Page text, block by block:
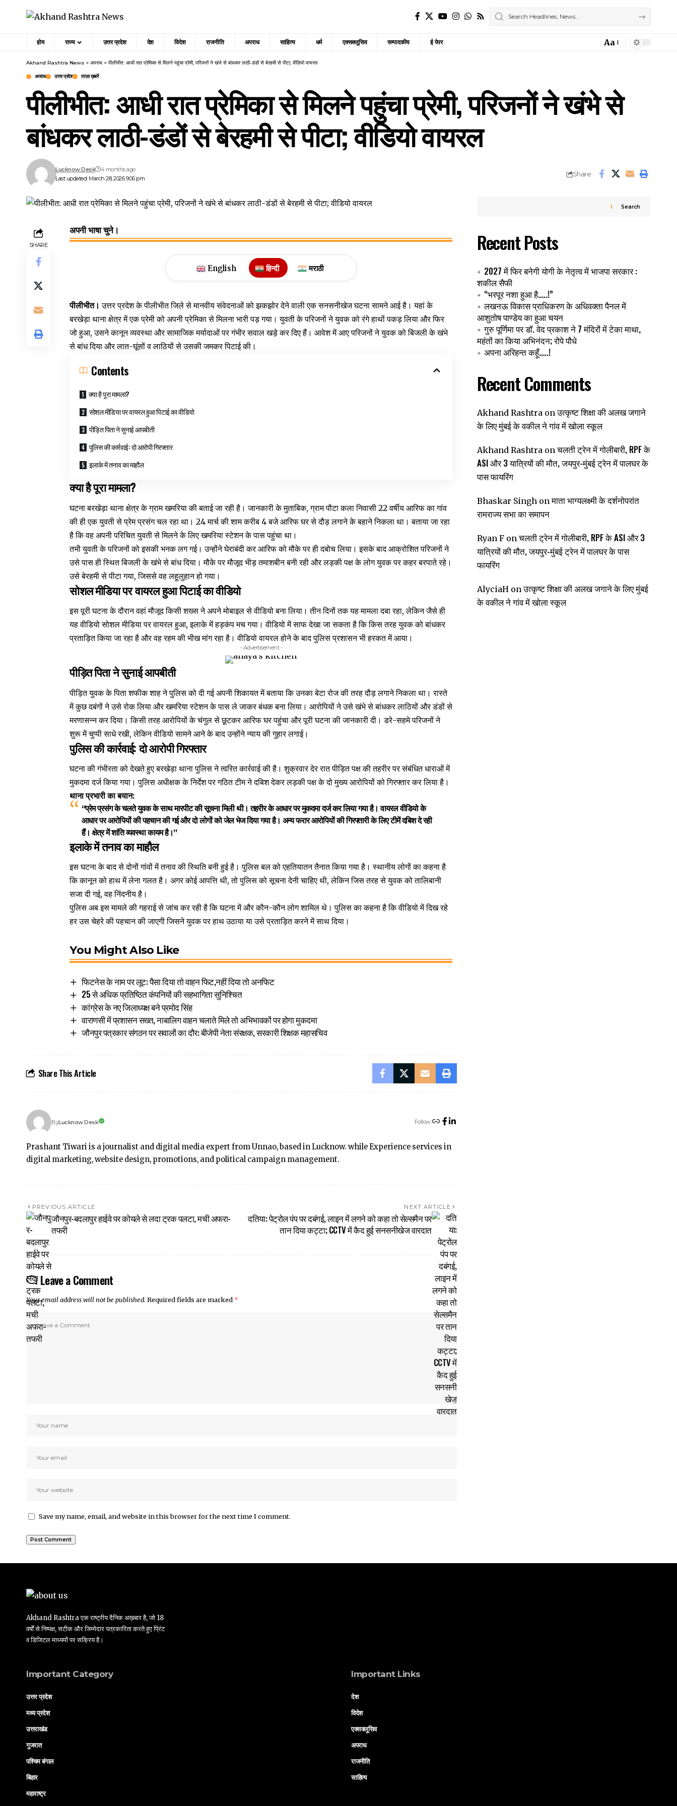
होम राज्य उत्तर प्रदेश देश विदेश राजनीति अपराध साहित्य धर्म एक्सक्लूसिव सम्पादकीय ई पेपर
Font
Aa
Akhand Rashtra News > अपराध > पीलीभीत: आधी रात प्रेमिका से मिलने पहुंचा प्रेमी, परिजनों ने खंभे से बांधकर लाठी-डंडों से बेरहमी से पीटा; वीडियो वायरल
अपराध उत्तर प्रदेश ताज़ा ख़बरें
पीलीभीत: आधी रात प्रेमिका से मिलने पहुंचा प्रेमी, परिजनों ने खंभे से
बांधकर लाठी-डंडों से बेरहमी से पीटा; वीडियो वायरल
Last updated: March 28, 2026 9:06 pm
Lucknow Desk 4 months ago
Share
SHARE
अपनी भाषा चुने।
English हिन्दी मराठी
पीलीभीत। उत्तर प्रदेश के पीलीभीत जिले से मानवीय संवेदनाओं को झकझोर देने वाली एक सनसनीखेज घटना सामने आई है। यहां के
बरखेड़ा थाना क्षेत्र में एक प्रेमी को अपनी प्रेमिका से मिलना भारी पड़ गया। युवती के परिजनों ने युवक को रंगे हाथों पकड़ लिया और फिर
जो हुआ, उसने कानून व्यवस्था और सामाजिक मर्यादाओं पर गंभीर सवाल खड़े कर दिए हैं। आवेश में आए परिजनों ने युवक को बिजली के खंभे
से बांध दिया और लात-घूंसों व लाठियों से उसकी जमकर पिटाई की।
Contents
क्या है पूरा मामला?
सोशल मीडिया पर वायरल हुआ पिटाई का वीडियो
पीड़ित पिता ने सुनाई आपबीती
पुलिस की कार्रवाई: दो आरोपी गिरफ्तार
इलाके में तनाव का माहौल
क्या है पूरा मामला?
घटना बरखेड़ा थाना क्षेत्र के ग्राम खमरिया की बताई जा रही है। जानकारी के मुताबिक, ग्राम पौटा कला निवासी 22 वर्षीय आरिफ का गांव
की ही एक युवती से प्रेम प्रसंग चल रहा था। 24 मार्च की शाम करीब 4 बजे आरिफ घर से दौड़ लगाने के बहाने निकला था। बताया जा रहा
है कि वह अपनी परिचित युवती से मिलने के लिए खमरिया स्टेशन के पास पहुंचा था।
तभी युवती के परिजनों को इसकी भनक लग गई। उन्होंने घेराबंदी कर आरिफ को मौके पर ही दबोच लिया। इसके बाद आक्रोशित परिजनों ने
उसे पास ही स्थित बिजली के खंभे से बांध दिया। मौके पर मौजूद भीड़ तमाशबीन बनी रही और लड़की पक्ष के लोग युवक पर कहर बरपाते रहे।
उसे बेरहमी से पीटा गया, जिससे वह लहूलुहान हो गया।
सोशल मीडिया पर वायरल हुआ पिटाई का वीडियो
इस पूरी घटना के दौरान वहां मौजूद किसी शख्स ने अपने मोबाइल से वीडियो बना लिया। तीन दिनों तक यह मामला दबा रहा, लेकिन जैसे ही
यह वीडियो सोशल मीडिया पर वायरल हुआ, इलाके में हड़कंप मच गया। वीडियो में साफ देखा जा सकता है कि किस तरह युवक को बांधकर
प्रताड़ित किया जा रहा है और वह रहम की भीख मांग रहा है। वीडियो वायरल होने के बाद पुलिस प्रशासन भी हरकत में आया।
- Advertisement -
पीड़ित पिता ने सुनाई आपबीती
पीड़ित युवक के पिता शफीक शाह ने पुलिस को दी गई अपनी शिकायत में बताया कि उनका बेटा रोज की तरह दौड़ लगाने निकला था। रास्ते
में कुछ दबंगों ने उसे रोक लिया और खमरिया स्टेशन के पास ले जाकर बंधक बना लिया। आरोपियों ने उसे खंभे से बांधकर लाठियों और डंडों से
मरणासन्न कर दिया। किसी तरह आरोपियों के चंगुल से छूटकर आरिफ घर पहुंचा और पूरी घटना की जानकारी दी। डरे-सहमे परिजनों ने
शुरू में चुप्पी साधे रखी, लेकिन वीडियो सामने आने के बाद उन्होंने न्याय की गुहार लगाई।
पुलिस की कार्रवाई: दो आरोपी गिरफ्तार
घटना की गंभीरता को देखते हुए बरखेड़ा थाना पुलिस ने त्वरित कार्रवाई की है। शुक्रवार देर रात पीड़ित पक्ष की तहरीर पर संबंधित धाराओं में
मुकदमा दर्ज किया गया। पुलिस अधीक्षक के निर्देश पर गठित टीम ने दबिश देकर लड़की पक्ष के दो मुख्य आरोपियों को गिरफ्तार कर लिया है।
थाना प्रभारी का बयान:
“प्रेम प्रसंग के चलते युवक के साथ मारपीट की सूचना मिली थी। तहरीर के आधार पर मुकदमा दर्ज कर लिया गया है। वायरल वीडियो के
आधार पर आरोपियों की पहचान की गई और दो लोगों को जेल भेज दिया गया है। अन्य फरार आरोपियों की गिरफ्तारी के लिए टीमें दबिश दे रही
हैं। क्षेत्र में शांति व्यवस्था कायम है।”
इलाके में तनाव का माहौल
इस घटना के बाद से दोनों गांवों में तनाव की स्थिति बनी हुई है। पुलिस बल को एहतियातन तैनात किया गया है। स्थानीय लोगों का कहना है
कि कानून को हाथ में लेना गलत है। अगर कोई आपत्ति थी, तो पुलिस को सूचना देनी चाहिए थी, लेकिन जिस तरह से युवक को तालिबानी
सजा दी गई, वह निंदनीय है।
पुलिस अब इस मामले की गहराई से जांच कर रही है कि घटना में और कौन-कौन लोग शामिल थे। पुलिस का कहना है कि वीडियो में दिख रहे
हर उस चेहरे की पहचान की जाएगी जिसने युवक पर हाथ उठाया या उसे प्रताड़ित करने में साथ दिया।
You Might Also Like
फिटनेस के नाम पर लूट: पैसा दिया तो वाहन फिट,नहीं दिया तो अनफिट
25 से अधिक प्रतिष्ठित कंपनियों की सहभागिता सुनिश्चित
कांग्रेस के नए जिलाध्यक्ष बने प्रमोद सिंह
वाराणसी में प्रशासन सख्त, नाबालिग वाहन चलाते मिले तो अभिभावकों पर होगा मुकदमा
जौनपुर पत्रकार संगठन पर सवालों का दौर: बीजेपी नेता संरक्षक, सरकारी शिक्षक महासचिव
Share This Article
ByLucknow Desk Follow:
Prashant Tiwari is a journalist and digital media expert from Unnao, based in Lucknow. while Experience services in
digital marketing, website design, promotions, and political campaign management.
PREVIOUS ARTICLE
जौनपुर-बदलापुर हाईवे पर कोयले से लदा ट्रक पलटा, मची अफरा-
तफरी
NEXT ARTICLE
दतिया: पेट्रोल पंप पर दबंगई, लाइन में लगने को कहा तो सेल्समैन पर
तान दिया कट्टा; CCTV में कैद हुई सनसनीखेज वारदात
Leave a Comment
Your email address will not be published. Required fields are marked *
Save my name, email, and website in this browser for the next time I comment.
Search
Recent Posts
2027 में फिर बनेगी योगी के नेतृत्व में भाजपा सरकार :
शकील सैफी
“भरपूर नशा हुआ है…..!”
लखनऊ विकास प्राधिकरण के अधिवक्ता पैनल में
आशुतोष पाण्डेय का हुआ चयन
गुरु पूर्णिमा पर डॉ. वेद प्रकाश ने 7 मंदिरों में टेका माथा,
महंतों का किया अभिनंदन; रोपे पौधे
अपना अरिहन्त कहूँ…..!
Recent Comments
Akhand Rashtraonउत्कृष्ट शिक्षा की अलख जगाने
के लिए मुंबई के वकील ने गांव में खोला स्कूल
Akhand Rashtraonचलती ट्रेन में गोलीबारी, RPF के
ASI और 3 यात्रियों की मौत, जयपुर-मुंबई ट्रेन में पालघर के
पास फायरिंग
Bhaskar Singhonमाता भाग्यलक्ष्मी के दर्शनोपरांत
रामराज्य सभा का समापन
Ryan Fonचलती ट्रेन में गोलीबारी, RPF के ASI और 3
यात्रियों की मौत, जयपुर-मुंबई ट्रेन में पालघर के पास
फायरिंग
AlyciaHonउत्कृष्ट शिक्षा की अलख जगाने के लिए मुंबई
के वकील ने गांव में खोला स्कूल
Akhand Rashtra एक राष्ट्रीय दैनिक अख़बार है, जो 18
वर्षों से निष्पक्ष, सटीक और जिम्मेदार पत्रकारिता करते हुए प्रिंट
व डिजिटल माध्यमों पर सक्रिय है।
Important Category
उत्तर प्रदेश
मध्य प्रदेश
उत्तराखंड
गुजरात
पश्चिम बंगाल
बिहार
महाराष्ट्र
Important Links
देश
विदेश
एक्सक्लूसिव
अपराध
राजनीति
साहित्य